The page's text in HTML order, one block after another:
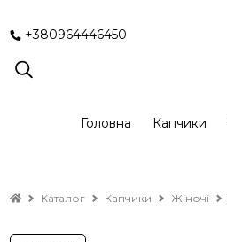
+380964446450
Головна Капчики
Каталог Капчики Жіночі